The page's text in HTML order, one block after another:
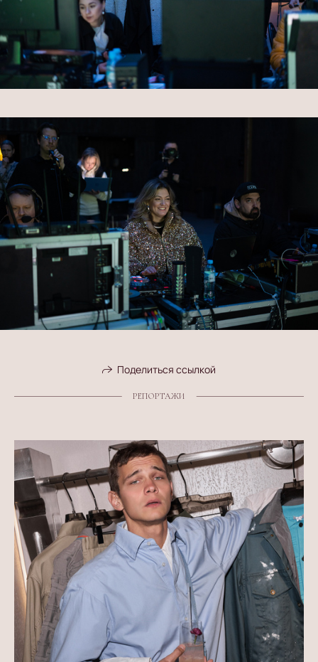
Поделиться ссылкой
РЕПОРТАЖИ